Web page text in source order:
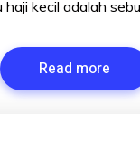
haji kecil adalah
Read more